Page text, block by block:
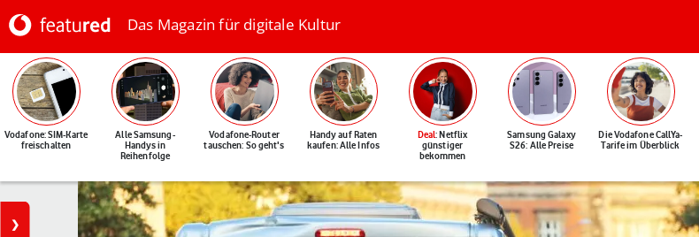
Das Magazin für digitale Kultur
Vodafone: SIM-Karte
freischalten
Alle Samsung-
Handys in
Reihenfolge
Vodafone-Router
tauschen: So geht's
Handy auf Raten
kaufen: Alle Infos
Deal: Netflix
günstiger
bekommen
Samsung Galaxy
S26: Alle Preise
Die Vodafone CallYa-
Tarife im Überblick